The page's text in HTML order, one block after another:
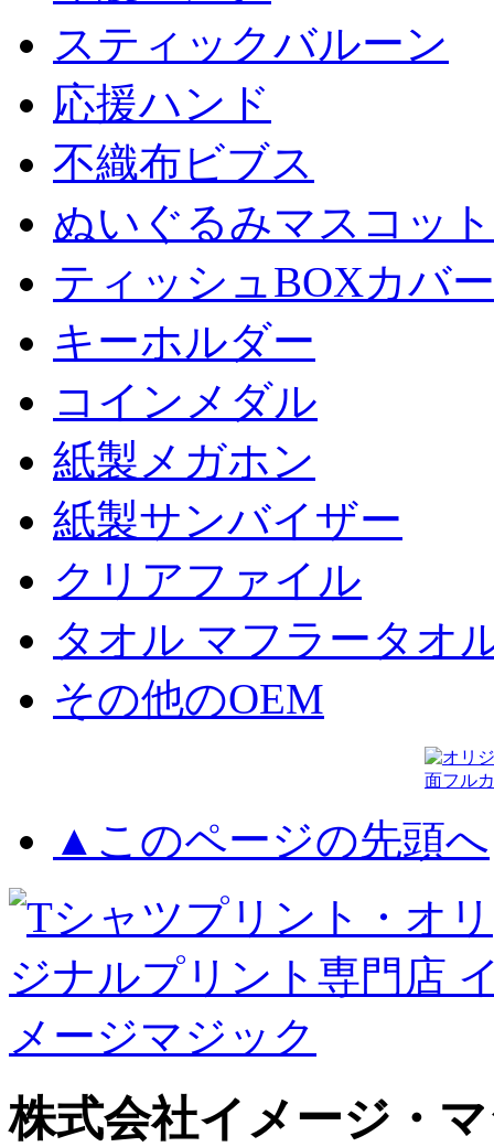
スティックバルーン
応援ハンド
不織布ビブス
ぬいぐるみマスコット
ティッシュBOXカバー
キーホルダー
コインメダル
紙製メガホン
紙製サンバイザー
クリアファイル
タオル マフラータオ
その他のOEM
▲このページの先頭へ
株式会社イメージ・